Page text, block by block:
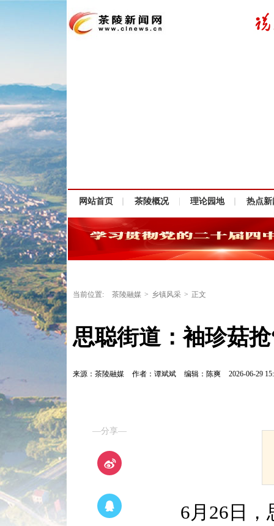
网站首页 茶陵概况 理论园地 热点新
当前位置: 茶陵融媒 > 乡镇风采 > 正文
思聪街道：袖珍菇
来源：茶陵融媒 作者：谭斌斌 编辑：陈爽 2026-06-29
—分享—
6月26日